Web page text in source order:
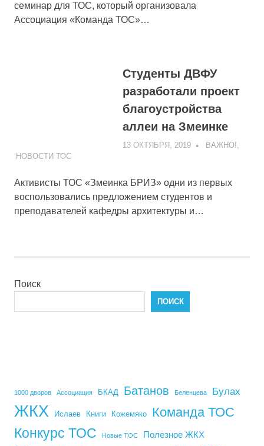
семинар для ТОС, который организовала
Ассоциация «Команда ТОС»…
Студенты ДВФУ
разработали проект
благоустройства
аллеи на Змеинке
13 ОКТЯБРЯ, 2019 ADMIN
ВАЖНО!
НОВОСТИ ТОС
Активисты ТОС «Змеинка БРИЗ» одни из первых
воспользовались предложением студентов и
преподавателей кафедры архитектуры и…
Поиск
ПОИСК
1000 дворов Ассоциация БКАД Батанов Беленцева Булах
ЖКХ Ислаев Книги Кожемяко Команда ТОС
Конкурс ТОС Новые ТОС Полезное ЖКХ